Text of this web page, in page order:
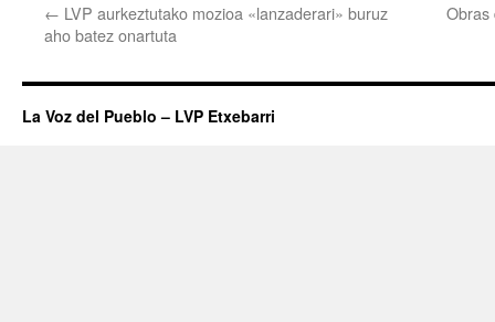
← LVP aurkeztutako mozioa «lanzaderari» buruz
aho batez onartuta
Obras
La Voz del Pueblo – LVP Etxebarri